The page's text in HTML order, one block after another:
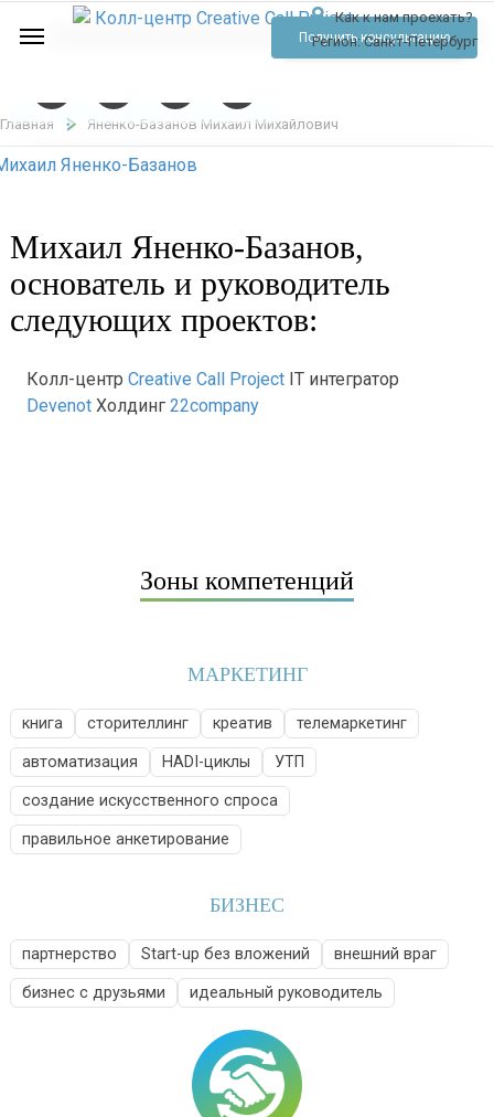
Как к нам проехать?
Регион:Санкт-Петербург
Отзывы
Тарифы
Обратный звонок
Позвонить
Получить консультацию
Главная Яненко-Базанов Михаил Михайлович
Михаил Яненко-Базанов,
основатель и руководитель
следующих проектов:
Колл-центр Creative Call ProjectIT интегратор
DevenotХолдинг 22company
Зоны компетенций
МАРКЕТИНГ
книга сторителлинг креатив телемаркетинг
автоматизация HADI-циклы УТП
создание искусственного спроса
правильное анкетирование
БИЗНЕС
партнерство Start-up без вложений внешний враг
бизнес с друзьями идеальный руководитель